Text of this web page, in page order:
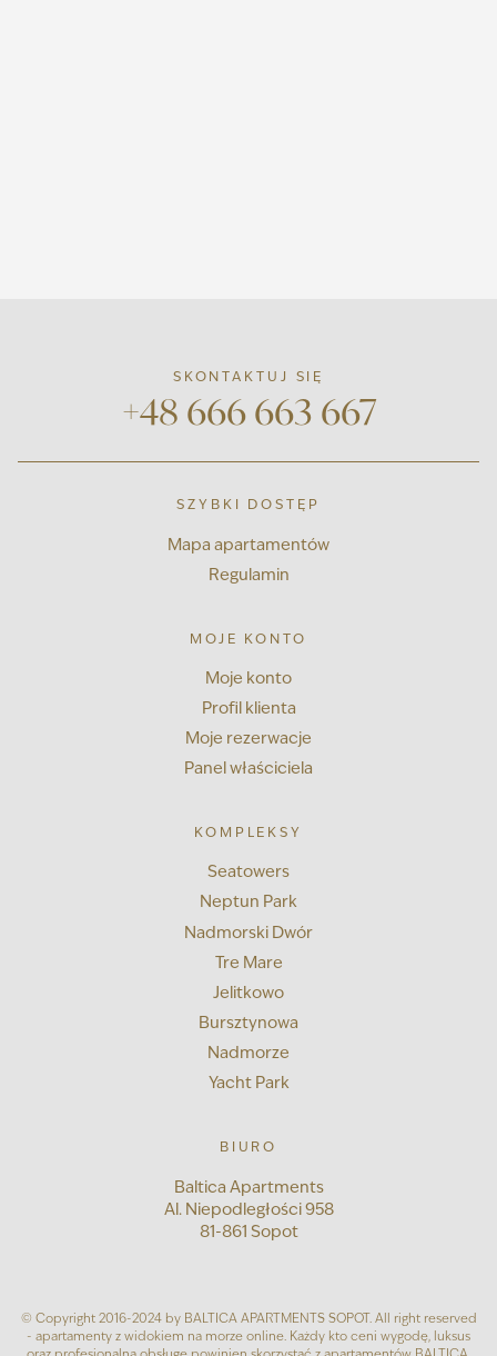
SZYBKI DOSTĘP
Mapa apartamentów
Regulamin
MOJE KONTO
Moje konto
Profil klienta
Moje rezerwacje
Panel właściciela
KOMPLEKSY
Seatowers
Neptun Park
Nadmorski Dwór
Tre Mare
Jelitkowo
Bursztynowa
Nadmorze
Yacht Park
BIURO
Baltica Apartments
Al. Niepodległości 958
81-861 Sopot
SKONTAKTUJ SIĘ
+48 666 663 667
© Copyright 2016-2024 by BALTICA APARTMENTS SOPOT. All right reserved
- apartamenty z widokiem na morze online. Każdy kto ceni wygodę, luksus